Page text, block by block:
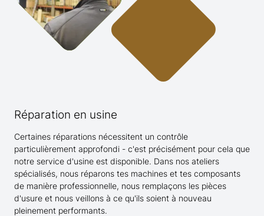
Réparation en usine
Certaines réparations nécessitent un contrôle
particulièrement approfondi - c'est précisément pour cela que
notre service d'usine est disponible. Dans nos ateliers
spécialisés, nous réparons tes machines et tes composants
de manière professionnelle, nous remplaçons les pièces
d'usure et nous veillons à ce qu'ils soient à nouveau
pleinement performants.